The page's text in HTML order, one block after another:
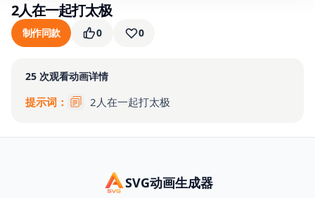
2人在一起打太极
制作同款 0 0
25 次观看动画详情
提示词： 2人在一起打太极
SVG动画生成器